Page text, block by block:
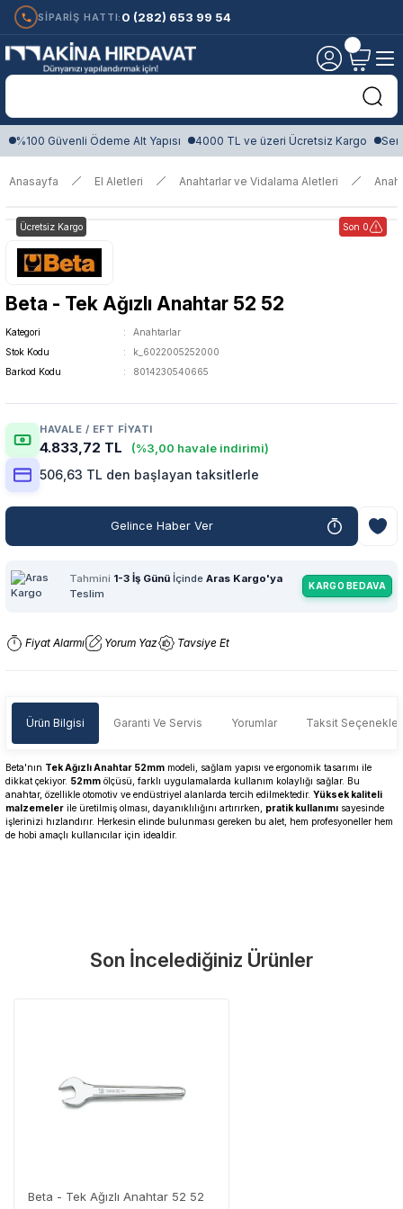
SİPARİŞ HATTI: 0 (282) 653 99 54
%100 Güvenli Ödeme Alt Yapısı 4000 TL ve üzeri Ücretsiz Kargo
Anasayfa El Aletleri Anahtarlar ve Vidalama Aletleri
Ücretsiz Kargo Son 0
Beta - Tek Ağızlı Anahtar 52 52
Kategori
Anahtarlar
Stok Kodu
k_6022005252000
Barkod Kodu
8014230540665
HAVALE / EFT FIYATI
4.833,72 TL (%3,00 havale indirimi)
506,63 TL den başlayan taksitlerle
Gelince Haber Ver
Tahmini 1-3 İş Günü İçinde Aras Kargo'ya
Teslim
KARGO BEDAVA
Fiyat Alarmı Yorum Yaz Tavsiye Et
Ürün Bilgisi Garanti Ve Servis Yorumlar Taksit
Beta'nın Tek Ağızlı Anahtar 52mm modeli, sağlam yapısı ve ergonomik tasarımı ile
dikkat çekiyor. 52mm ölçüsü, farklı uygulamalarda kullanım kolaylığı sağlar. Bu
anahtar, özellikle otomotiv ve endüstriyel alanlarda tercih edilmektedir. Yüksek kaliteli
malzemeler ile üretilmiş olması, dayanıklılığını artırırken, pratik kullanımı sayesinde
işlerinizi hızlandırır. Herkesin elinde bulunması gereken bu alet, hem profesyoneller hem
de hobi amaçlı kullanıcılar için idealdir.
Tüm ürünlerimiz üretici firma garantisi altındadır. Size en yakın
Orijinal garanti belgeli ürünler
Yorum Yaz
Son İncelediğiniz Ürünler
Beta - Tek Ağızlı Anahtar 52 52